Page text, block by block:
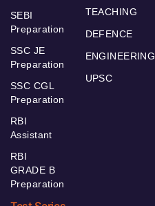
SEBI
Preparation
SSC JE
Preparation
SSC CGL
Preparation
RBI
Assistant
RBI
GRADE B
Preparation
TEACHING
DEFENCE
ENGINEERING
UPSC